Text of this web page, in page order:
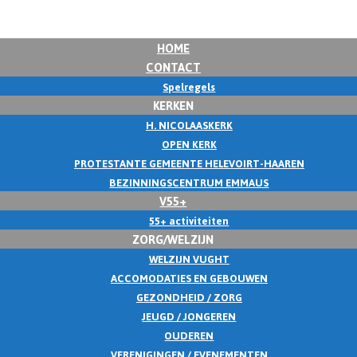
HOME
CONTACT
Spelregels
KERKEN
H. NICOLAASKERK
OPEN KERK
PROTESTANTE GEMEENTE HELEVOIRT-HAAREN
BEZINNINGSCENTRUM EMMAUS
V55+
55+ activiteiten
ZORG/WELZIJN
WELZIJN VUGHT
ACCOMODATIES EN GEBOUWEN
GEZONDHEID / ZORG
JEUGD / JONGEREN
OUDEREN